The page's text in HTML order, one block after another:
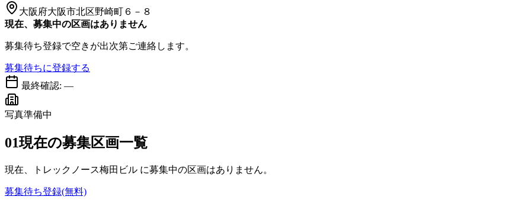
大阪府大阪市北区野崎町６－８
現在、募集中の区画はありません
募集待ち登録で空きが出次第ご連絡します。
募集待ちに登録する
最終確認: —
写真準備中
01現在の募集区画一覧
現在、 トレックノース梅田ビル に募集中の区画はありません。
募集待ち登録(無料)